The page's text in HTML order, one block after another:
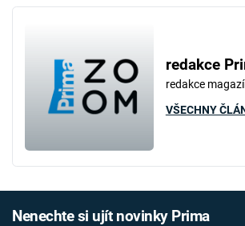
redakce
redakce
VŠECHNY
Nenechte si ujít novinky Prima